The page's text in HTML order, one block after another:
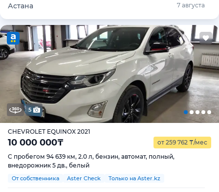
Астана 7 августа
5
CHEVROLET EQUINOX 2021
10 000 000₸ от 259 762 ₸/мес
С пробегом 94 639 км, 2.0 л, бензин, автомат, полный,
внедорожник 5 дв., белый
От собственника Aster Check Только на Aster.kz